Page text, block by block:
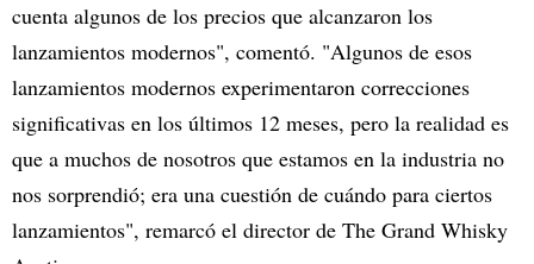
cuenta algunos de los precios que alcanzaron los
lanzamientos modernos", comentó. "Algunos de esos
lanzamientos modernos experimentaron correcciones
significativas en los últimos 12 meses, pero la realidad es
que a muchos de nosotros que estamos en la industria no
nos sorprendió; era una cuestión de cuándo para ciertos
lanzamientos", remarcó el director de The Grand Whisky